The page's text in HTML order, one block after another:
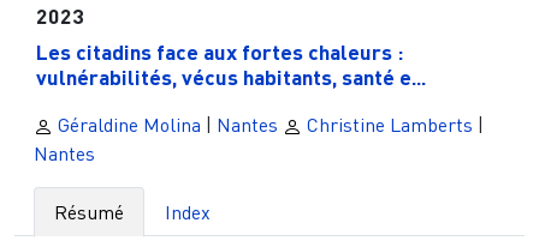
2023
Les citadins face aux fortes chaleurs :
vulnérabilités, vécus habitants, santé e...
Géraldine Molina | Nantes Christine Lamberts |
Nantes
Résumé Index